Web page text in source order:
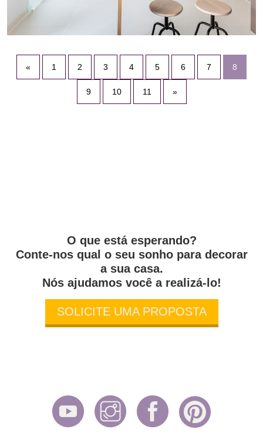
« 1 2 3 4 5 6 7 8
9 10 11 »
O que está esperando?
Conte-nos qual o seu sonho para decorar
a sua casa.
Nós ajudamos você a realizá-lo!
SOLICITE UMA PROPOSTA